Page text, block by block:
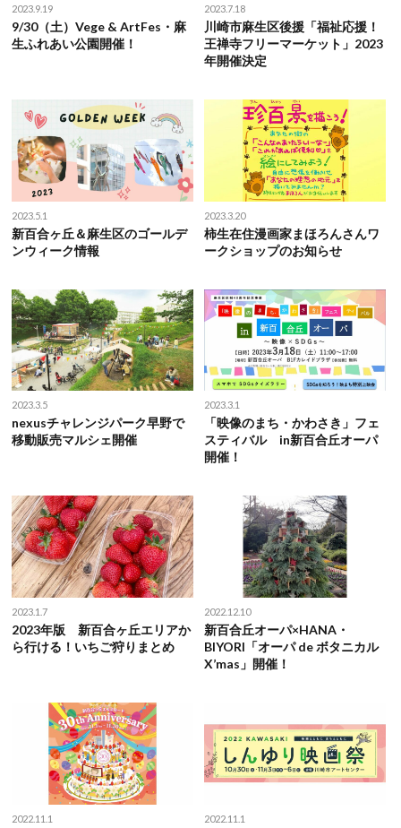
2023.9.19
9/30（土）Vege & ArtFes・麻
生ふれあい公園開催！
2023.7.18
川崎市麻生区後援「福祉応援！
王禅寺フリーマーケット」2023
年開催決定
2023.5.1
新百合ヶ丘＆麻生区のゴールデ
ンウィーク情報
2023.3.20
柿生在住漫画家まほろんさんワ
ークショップのお知らせ
2023.3.5
nexusチャレンジパーク早野で
移動販売マルシェ開催
2023.3.1
「映像のまち・かわさき」フェ
スティバル in新百合丘オーパ
開催！
2023.1.7
2023年版 新百合ヶ丘エリアか
ら行ける！いちご狩りまとめ
2022.12.10
新百合丘オーパ×HANA・
BIYORI「オーパ de ボタニカル
X’mas」開催！
2022.11.1 2022.11.1